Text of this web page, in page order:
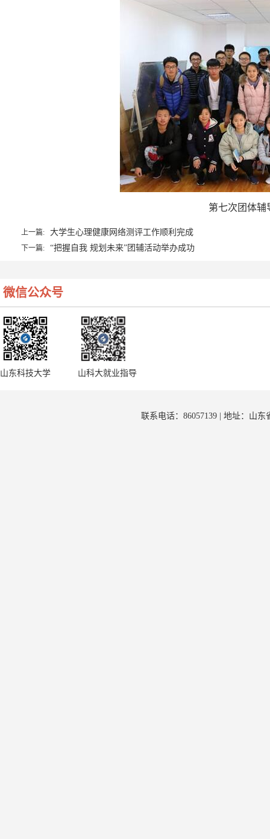
第七次团体辅
上一篇: 大学生心理健康网络测评工作顺利完成
下一篇: “把握自我 规划未来”团辅活动举办成功
微信公众号
山东科技大学 山科大就业指导
联系电话：86057139 | 地址：山